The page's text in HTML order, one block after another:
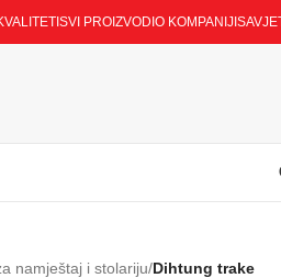
SVI PROIZVODI O KOMPANIJI
namještaj i stolariju/Dihtung trake